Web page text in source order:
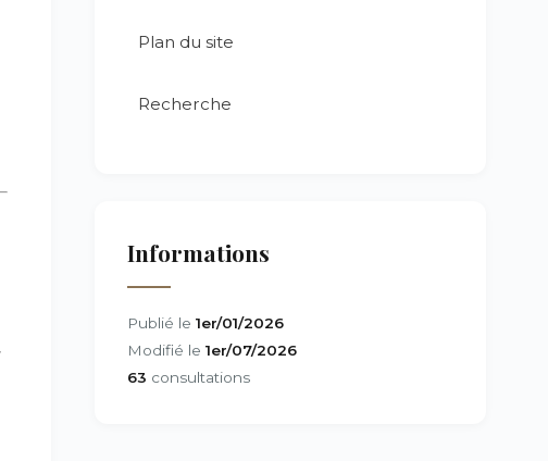
Plan du site
Recherche
Informations
Publié le 1er/01/2026
Modifié le 1er/07/2026
63 consultations